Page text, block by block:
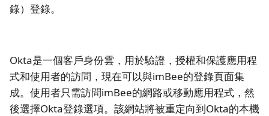
錄）登錄。
Okta是一個客戶身份雲，用於驗證，授權和保護應用程
式和使用者的訪問，現在可以與imBee的登錄頁面集
成。使用者只需訪問imBee的網路或移動應用程式，然
後選擇Okta登錄選項。該網站將被重定向到Okta的本機